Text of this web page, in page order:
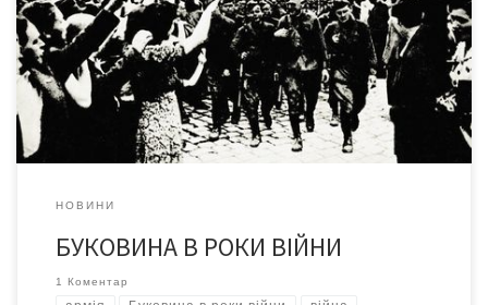
«Знати, щоби не помилятися» – те, чого немає в офіційних
підручниках, але про що розповідають архівні документи. Між
двома війнами: 20 років у суперечках між владами Доля нашого
краю у ХХ ст. складалася непросто. Наприкінці Першої […]
НОВИНИ
БУКОВИНА В РОКИ ВІЙНИ
1 Коментар